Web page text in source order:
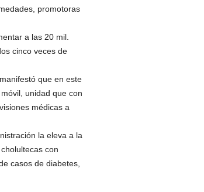
promotoras
a las 20 mil.
cinco veces de
que en este
unidad que con
médicas a
la eleva a la
con
casos de diabetes,